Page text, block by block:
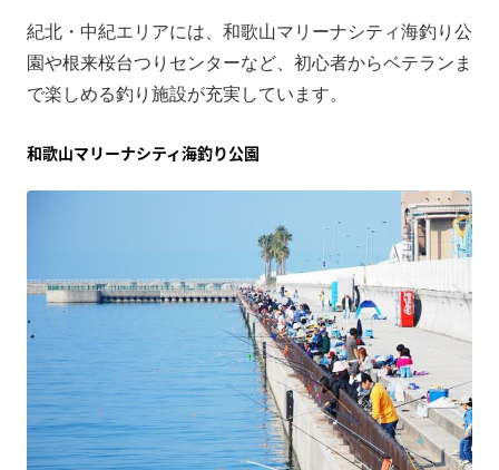
紀北・中紀エリアには、和歌山マリーナシティ海釣り公
園や根来桜台つりセンターなど、初心者からベテランま
で楽しめる釣り施設が充実しています。
和歌山マリーナシティ海釣り公園